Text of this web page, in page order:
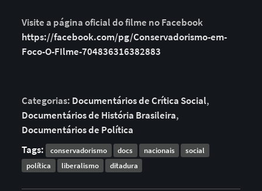
Visite a página oficial do filme no Facebook
https://facebook.com/pg/Conservadorismo-em-
Foco-O-FIlme-704836316382883
Categorias: Documentários de Crítica Social,
Documentários de História Brasileira,
Documentários de Política
Tags:
conservadorismo docs nacionais
social
política
liberalismo ditadura